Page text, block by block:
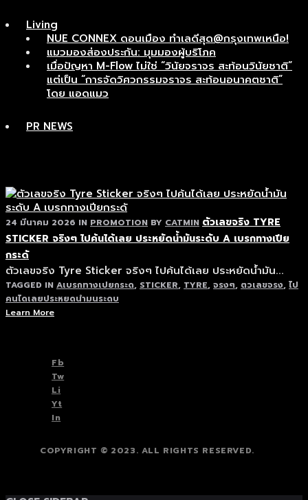
Living
NUE CONNEX ดอนเมือง ทำเลดีสุด@กรุงเทพเหนือ!
แมวมองส่องประกัน: มุมมองผู้บริโภค
เมื่อปัญหา M-Flow ไม่ใช่ “วินัยจราจร สะท้อนวินัยชาติ”
แต่เป็น “การจัดวิศวกรรมจราจร สะท้อนอนาคตชาติ”
โดย แอดแมว
PR NEWS
24 มีนาคม 2026 IN PROMOTION BY CATMIN ตัวเลขจริง TYRE
STICKER จริงๆ ไปค้นได้เลย ประหยัดน้ำมันระดับ A เบรกทางเปีย
กระดั
ตัวเลขจริง Tyre Sticker จริงๆ ไปค้นได้เลย ประหยัดน้ำมัน...
TAGGED IN Aเบรกทางเปยกระด, STICKER, TYRE, จรงๆ, ตวเลขจรง, ไป
คนไดเลยประหยดนำมนระดบ
Learn More
Fb
Tw
Li
Yt
In
COPYRIGHT © 2023. ALL RIGHTS RESERVED.